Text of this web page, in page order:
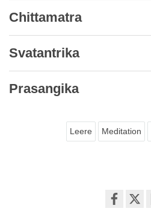
Chittamatra
Svatantrika
Prasangika
Leere Meditation